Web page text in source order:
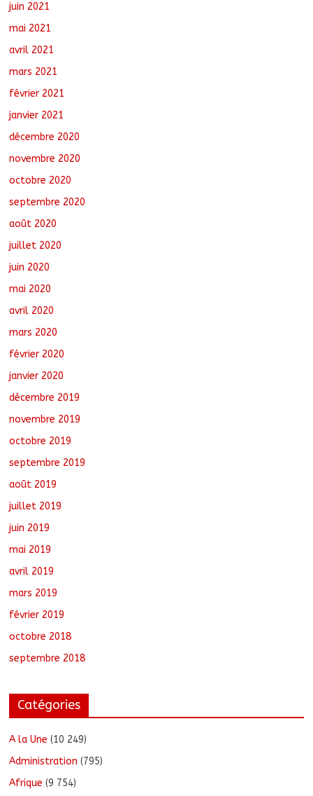
juin 2021
mai 2021
avril 2021
mars 2021
février 2021
janvier 2021
décembre 2020
novembre 2020
octobre 2020
septembre 2020
août 2020
juillet 2020
juin 2020
mai 2020
avril 2020
mars 2020
février 2020
janvier 2020
décembre 2019
novembre 2019
octobre 2019
septembre 2019
août 2019
juillet 2019
juin 2019
mai 2019
avril 2019
mars 2019
février 2019
octobre 2018
septembre 2018
Catégories
A la Une (10 249)
Administration (795)
Afrique (9 754)